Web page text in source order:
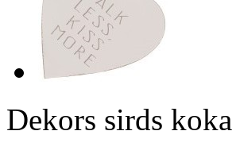
Dekors sirds